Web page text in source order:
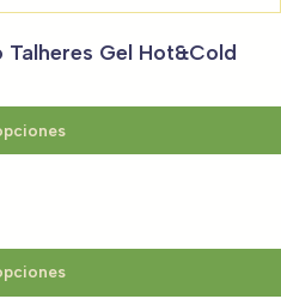
Gel Hot&Cold